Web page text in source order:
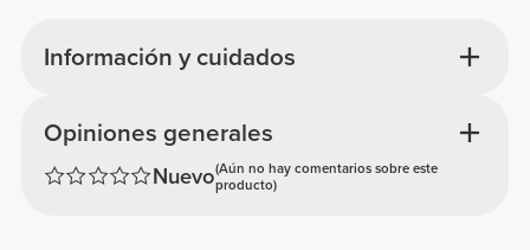
Información y cuidados
Opiniones generales
Nuevo(Aún no hay comentarios sobre este
producto)